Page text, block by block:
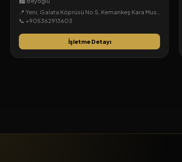
📞 +905362913603
İşletme Detayı